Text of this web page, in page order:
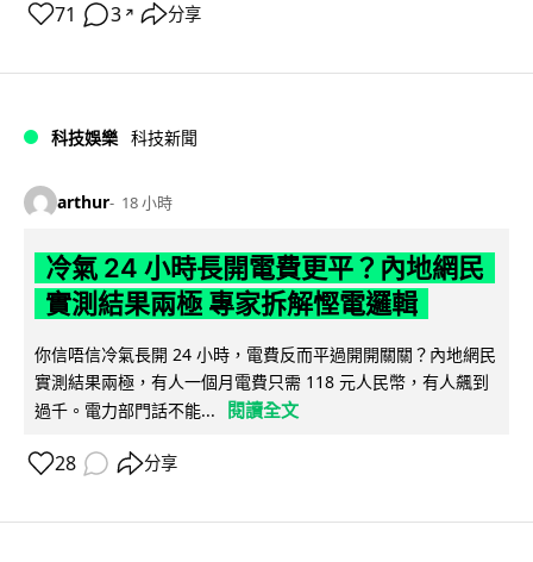
71 3 ↗ 分享
科技娛樂 科技新聞
arthur 18 小時
冷氣 24 小時長開電費更平？內地網民
實測結果兩極 專家拆解慳電邏輯
你信唔信冷氣長開 24 小時，電費反而平過開開關關？內地網民
實測結果兩極，有人一個月電費只需 118 元人民幣，有人飆到
過千。電力部門話不能...
閱讀全文
28 分享